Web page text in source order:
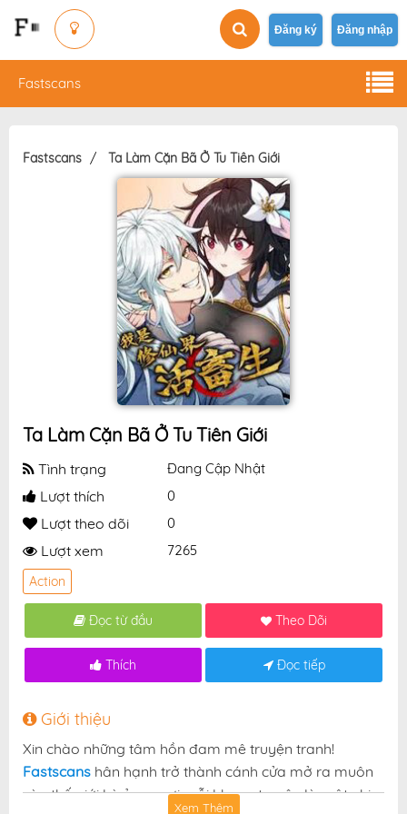
Đăng ký Đăng nhập
Fastscans
Fastscans Ta Làm Cặn Bã Ở Tu Tiên Giới
Ta Làm Cặn Bã Ở Tu Tiên Giới
Tình trạng Đang Cập Nhật
Lượt thích 0
Lượt theo dõi 0
Lượt xem 7265
Action
Đọc từ đầu Theo Dõi
Thích Đọc tiếp
Giới thiệu
Xin chào những tâm hồn đam mê truyện tranh!
Fastscans hân hạnh trở thành cánh cửa mở ra muôn
vàn thế giới kỳ ảo — nơi mỗi khung truyện là một nhịp
Xem Thêm